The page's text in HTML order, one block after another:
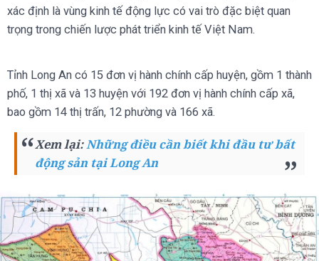
xác định là vùng kinh tế động lực có vai trò đặc biệt quan
trọng trong chiến lược phát triển kinh tế Việt Nam.
Tỉnh Long An có 15 đơn vị hành chính cấp huyện, gồm 1 thành
phố, 1 thị xã và 13 huyện với 192 đơn vị hành chính cấp xã,
bao gồm 14 thị trấn, 12 phường và 166 xã.
Xem lại:Những điều cần biết khi đầu tư bất
động sản tại Long An